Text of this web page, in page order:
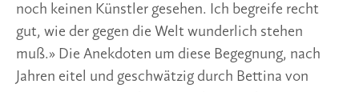
noch keinen Künstler gesehen. Ich begreife recht
gut, wie der gegen die Welt wunderlich stehen
muß.» Die Anekdoten um diese Begegnung, nach
Jahren eitel und geschwätzig durch Bettina von